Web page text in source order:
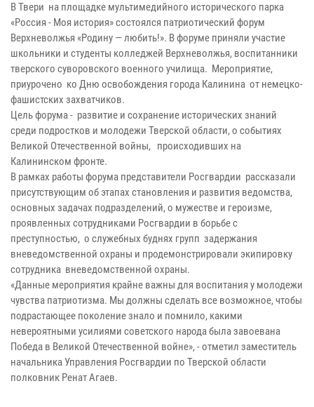
В Твери на площадке мультимедийного исторического парка
«Россия - Моя история» состоялся патриотический форум
Верхневолжья «Родину — любить!». В форуме приняли участие
школьники и студенты колледжей Верхневолжья, воспитанники
тверского суворовского военного училища. Мероприятие,
приурочено ко Дню освобождения города Калинина от немецко-
фашистских захватчиков.
Цель форума - развитие и сохранение исторических знаний
среди подростков и молодежи Тверской области, о событиях
Великой Отечественной войны, происходивших на
Калининском фронте.
В рамках работы форума представители Росгвардии рассказали
присутствующим об этапах становления и развития ведомства,
основных задачах подразделений, о мужестве и героизме,
проявленных сотрудниками Росгвардии в борьбе с
преступностью, о служебных буднях групп задержания
вневедомственной охраны и продемонстрировали экипировку
сотрудника вневедомственной охраны.
«Данные мероприятия крайне важны для воспитания у молодежи
чувства патриотизма. Мы должны сделать все возможное, чтобы
подрастающее поколение знало и помнило, какими
невероятными усилиями советского народа была завоевана
Победа в Великой Отечественной войне», - отметил заместитель
начальника Управления Росгвардии по Тверской области
полковник Ренат Агаев.